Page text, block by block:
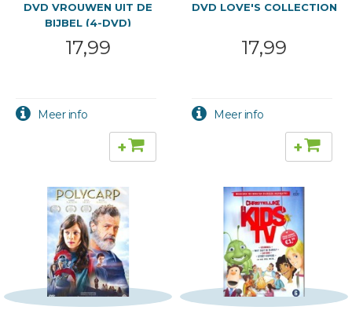
DVD VROUWEN UIT DE
BIJBEL (4-DVD)
17,99
+
DVD LOVE'S COLLECTION
17,99
+